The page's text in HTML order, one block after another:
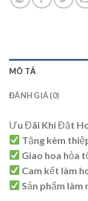
MÔ TẢ
ĐÁNH GIÁ (0)
Ưu Đãi Khi Đặt
Tặng kèm
Giao hoa hỏa
Cam kết làm
Sản phẩm làm